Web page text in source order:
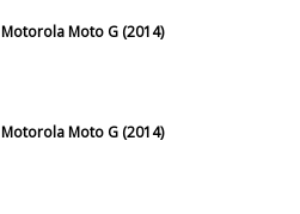
Motorola Moto G (2014)
Motorola Moto G (2014)